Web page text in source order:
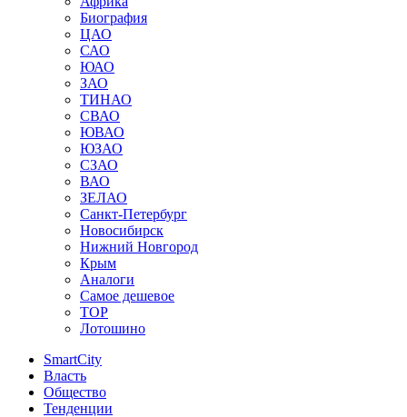
Биография
ЦАО
САО
ЮАО
ЗАО
ТИНАО
СВАО
ЮВАО
ЮЗАО
СЗАО
ВАО
ЗЕЛАО
Санкт-Петербург
Новосибирск
Нижний Новгород
Крым
Аналоги
Самое дешевое
TOP
Лотошино
SmartCity
Власть
Общество
Тенденции